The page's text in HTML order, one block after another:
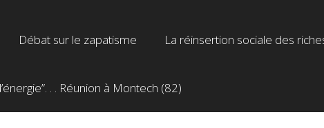
Débat sur le zapatisme La réinsertion sociale des
. . Réunion à Montech (82)